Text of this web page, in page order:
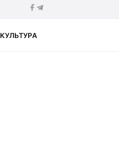
КУЛЬТУРА